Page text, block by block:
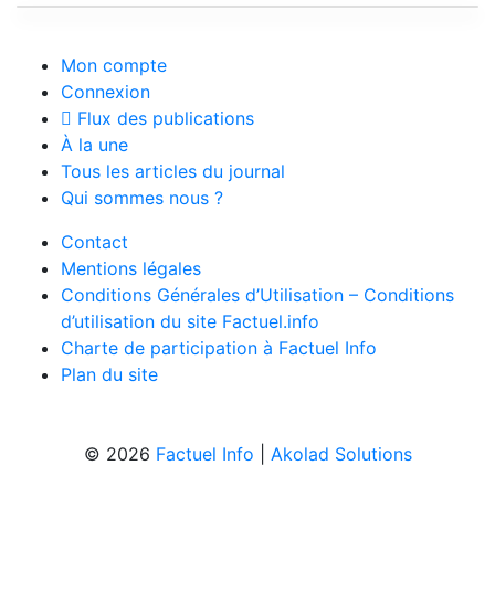
Mon compte
Connexion
Flux des publications
À la une
Tous les articles du journal
Qui sommes nous ?
Contact
Mentions légales
Conditions Générales d’Utilisation – Conditions
d’utilisation du site Factuel.info
Charte de participation à Factuel Info
Plan du site
© 2026 Factuel Info Akolad Solutions